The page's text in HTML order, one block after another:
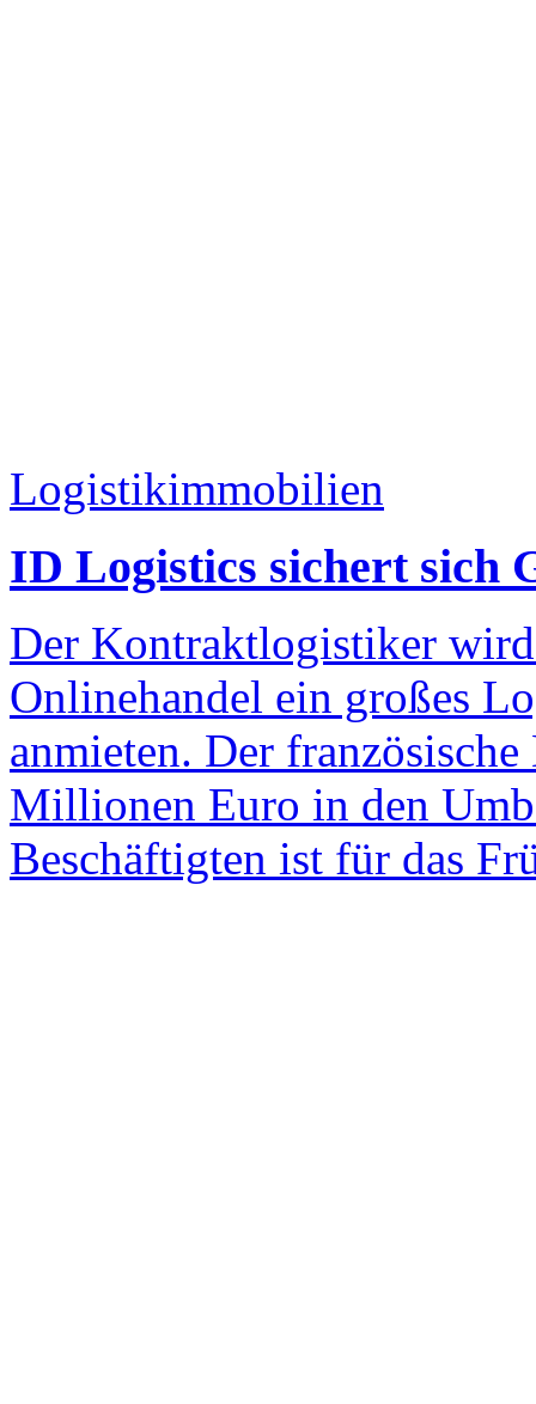
Logistikimmobilien
ID Logistics sichert sich
Der Kontraktlogistiker
Onlinehandel ein großes
anmieten. Der
Millionen Euro in den
Beschäftigten ist für das